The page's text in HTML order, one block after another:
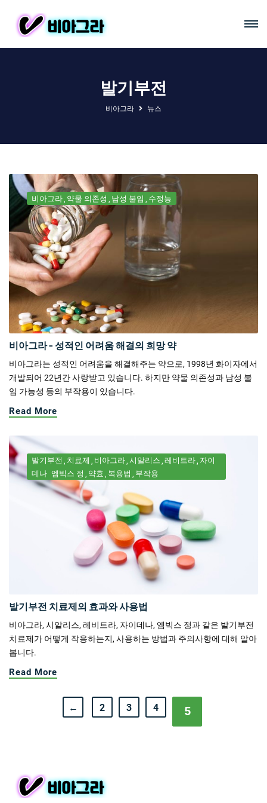
발기부전
비아그라 뉴스
비아그라 약물 의존성 남성 불임 수정능
비아그라 - 성적인 어려움 해결의 희망 약
비아그라는 성적인 어려움을 해결해주는 약으로, 1998년 화이자에서
개발되어 22년간 사랑받고 있습니다. 하지만 약물 의존성과 남성 불
임 가능성 등의 부작용이 있습니다.
Read More
발기부전 치료제 비아그라 시알리스 레비트라 자이
데나 엠빅스 정 약효 복용법 부작용
발기부전 치료제의 효과와 사용법
비아그라, 시알리스, 레비트라, 자이데나, 엠빅스 정과 같은 발기부전
치료제가 어떻게 작용하는지, 사용하는 방법과 주의사항에 대해 알아
봅니다.
Read More
← 2 3 4 5